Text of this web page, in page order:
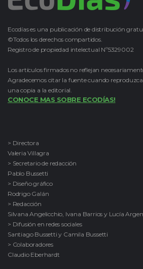
Ecodías es una publicación de distribución
©Todos los derechos compartidos.
Registro de propiedad intelectual Nº5329002
Los artículos firmados no reflejan
Agradecemos citar la fuente cuando
una copia a la editorial.
CONOCE MAS SOBRE ECODÍAS!
> Directora
Valeria Villagra
> Secretario de redacción
Pablo Bussetti
> Diseño gráfico
Rodrigo Galán
> Redacción
Silvana Angelicchio, Ivana Barrios y Lucía
> Difusión en redes sociales
Santiago Bussetti y Camila Bussetti
> Colaboradores
Claudio Eberhardt